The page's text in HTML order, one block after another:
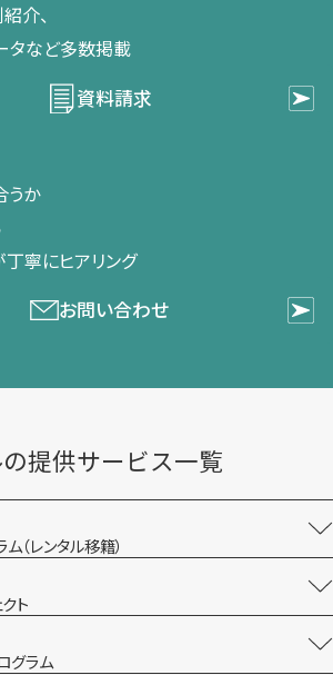
介、​
タなど​多数掲載
資料請求
うか​
寧に​ヒアリング
お問い合わせ
提供サービス一覧
（レンタル移籍）
ト
グラム